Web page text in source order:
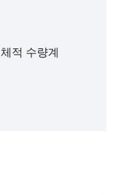
체적 수량계